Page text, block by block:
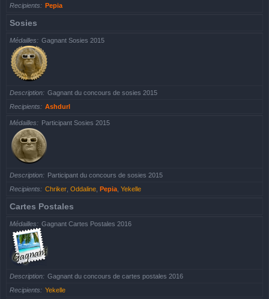
Recipients
Pepia
Sosies
Médailles Gagnant Sosies 2015
Description
Gagnant du concours de sosies 2015
Recipients
Ashdurl
Médailles Participant Sosies 2015
Description
Participant du concours de sosies 2015
Recipients
Chriker Oddaline Pepia Yekelle
Cartes Postales
Médailles Gagnant Cartes Postales 2016
Description
Gagnant du concours de cartes postales 2016
Recipients
Yekelle